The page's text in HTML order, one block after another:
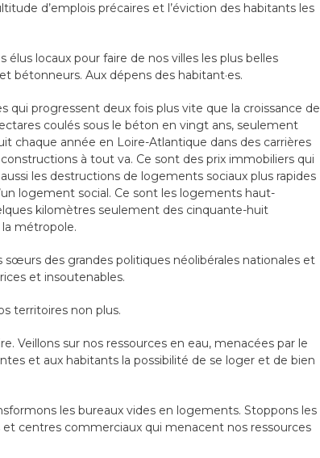
d’emplois précaires et l’éviction des habitants les
locaux pour faire de nos villes les plus belles
bétonneurs. Aux dépens des habitant·es.
qui progressent deux fois plus vite que la croissance de
coulés sous le béton en vingt ans, seulement
chaque année en Loire-Atlantique dans des carrières
à tout va. Ce sont des prix immobiliers qui
les destructions de logements sociaux plus rapides
logement social. Ce sont les logements haut-
kilomètres seulement des cinquante-huit
métropole.
des grandes politiques néolibérales nationales et
et insoutenables.
territoires non plus.
Veillons sur nos ressources en eau, menacées par le
et aux habitants la possibilité de se loger et de bien
les bureaux vides en logements. Stoppons les
centres commerciaux qui menacent nos ressources